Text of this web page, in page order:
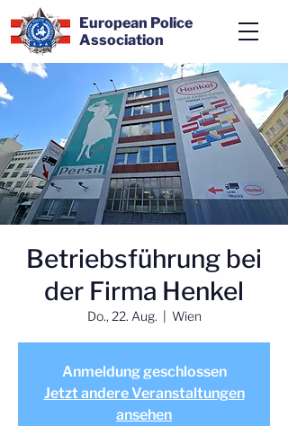
European Police
Association
Betriebsführung bei
der Firma Henkel
Do., 22. Aug. Wien
Anmeldung geschlossen
Jetzt andere Veranstaltungen
ansehen